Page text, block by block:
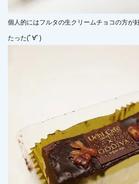
個人的にはフルタの生クリームチョコの方
たった(ﾟ∀ﾟ)